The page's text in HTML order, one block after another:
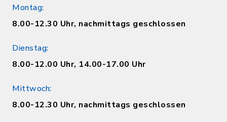
Montag:
8.00-12.30 Uhr, nachmittags geschlossen
Dienstag:
8.00-12.00 Uhr, 14.00-17.00 Uhr
Mittwoch:
8.00-12.30 Uhr, nachmittags geschlossen